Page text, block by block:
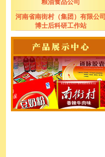
粮油食品公司
河南省南街村（集团）有限公司
博士后科研工作站